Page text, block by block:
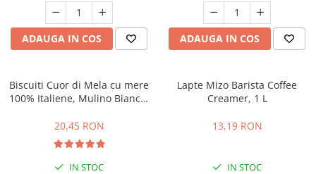
ADAUGA IN COS ADAUGA IN COS
Biscuiti Cuor di Mela cu mere
100% Italiene, Mulino Bianco,
20,45 RON
IN STOC
Lapte Mizo Barista Coffee
Creamer, 1 L
13,19 RON
IN STOC